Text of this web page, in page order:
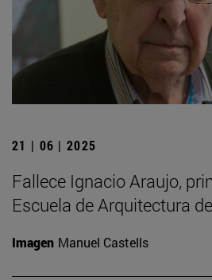
21 | 06 | 2025
Fallece Ignacio Araujo,
Escuela de Arquitectura
Imagen Manuel Castells